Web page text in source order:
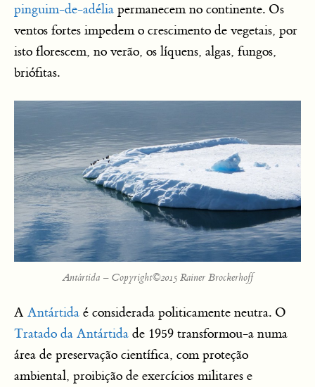
pinguim-de-adélia permanecem no continente. Os
ventos fortes impedem o crescimento de vegetais, por
isto florescem, no verão, os líquens, algas, fungos,
briófitas.
Antártida – Copyright©2015 Rainer Brockerhoff
A Antártida é considerada politicamente neutra. O
Tratado da Antártida de 1959 transformou-a numa
área de preservação científica, com proteção
ambiental, proibição de exercícios militares e